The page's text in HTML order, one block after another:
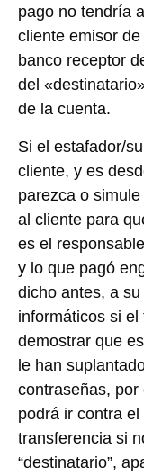
pago no tendría
cliente emisor
banco receptor
del
de la cuenta.
Si el estafador/
cliente, y es
parezca o
al cliente para
es el
y lo que pagó
dicho antes, a
informáticos si
demostrar que
le han
contraseñas, por
podrá ir contra
transferencia si
“destinatario”,